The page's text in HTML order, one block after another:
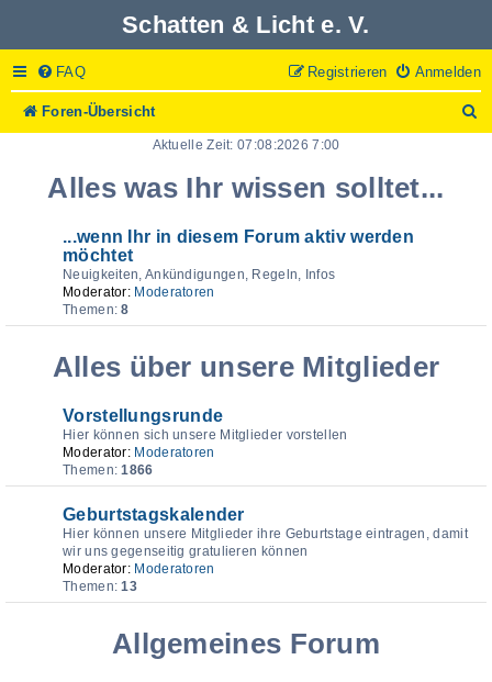
Schatten & Licht e. V.
FAQ Anmelden
Registrieren
Foren-Übersicht
u
Aktuelle Zeit: 07:08:2026 7:00
Alles was Ihr wissen solltet...
...wenn Ihr in diesem Forum aktiv werden
möchtet
Neuigkeiten, Ankündigungen, Regeln, Infos
Moderator: Moderatoren
Themen:8
Alles über unsere Mitglieder
Vorstellungsrunde
Hier können sich unsere Mitglieder vorstellen
Moderator: Moderatoren
Themen:1866
Geburtstagskalender
Hier können unsere Mitglieder ihre Geburtstage eintragen, damit
wir uns gegenseitig gratulieren können
Moderator: Moderatoren
Themen:13
Allgemeines Forum